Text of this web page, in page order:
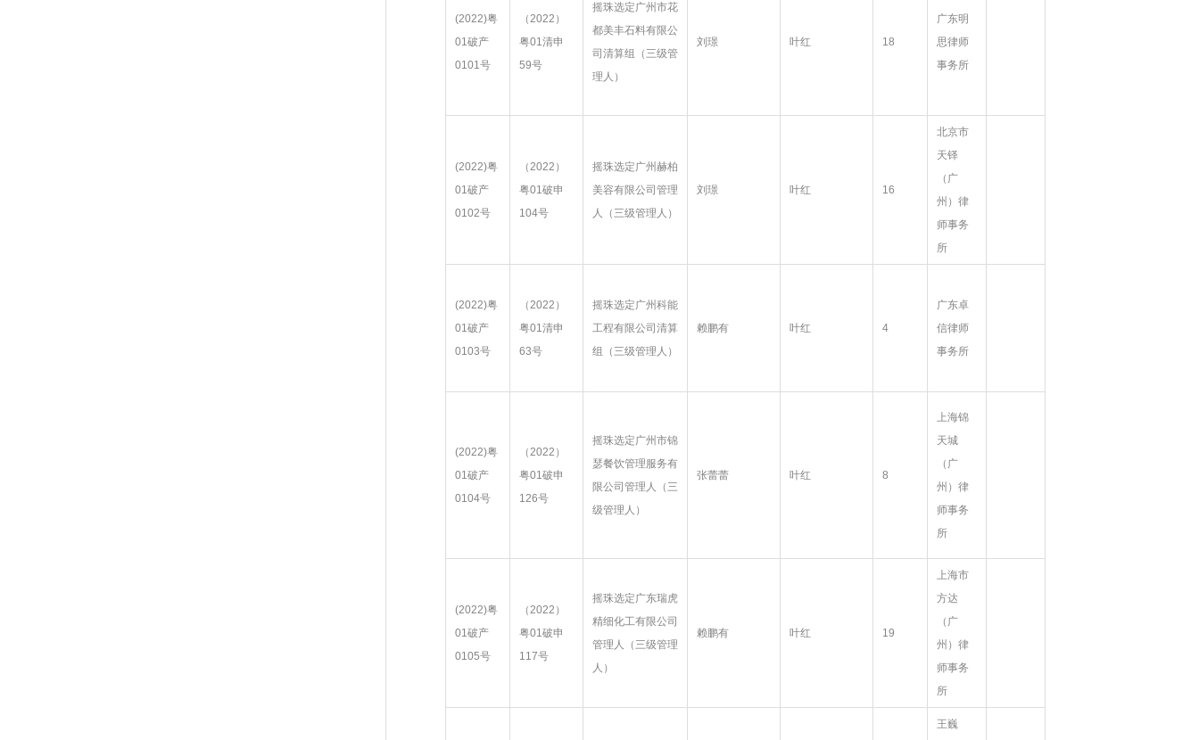
(2022)粤
01破产
0101号
（2022）
粤01清申
59号
摇珠选定广州市花
都美丰石料有限公
司清算组（三级管
理人）
刘璟 叶红 18
广东明
思律师
事务所
(2022)粤
01破产
0102号
（2022）
粤01破申
104号
摇珠选定广州赫柏
美容有限公司管理
人（三级管理人）
刘璟 叶红 16
北京市
天铎
（广
州）律
师事务
所
(2022)粤
01破产
0103号
（2022）
粤01清申
63号
摇珠选定广州科能
工程有限公司清算
组（三级管理人）
赖鹏有 叶红 4
广东卓
信律师
事务所
(2022)粤
01破产
0104号
（2022）
粤01破申
126号
摇珠选定广州市锦
瑟餐饮管理服务有
限公司管理人（三
级管理人）
张蕾蕾 叶红 8
上海锦
天城
（广
州）律
师事务
所
(2022)粤
01破产
0105号
（2022）
粤01破申
117号
摇珠选定广东瑞虎
精细化工有限公司
管理人（三级管理
人）
赖鹏有 叶红 19
上海市
方达
（广
州）律
师事务
所
王巍